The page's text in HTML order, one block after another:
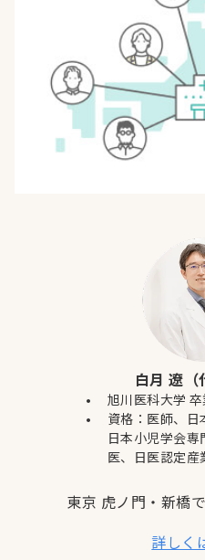
白月 遼（
旭川医科大学
資格：医師、日
日本小児学会専
医、日医認定産
東京 虎ノ門・新橋
詳しく